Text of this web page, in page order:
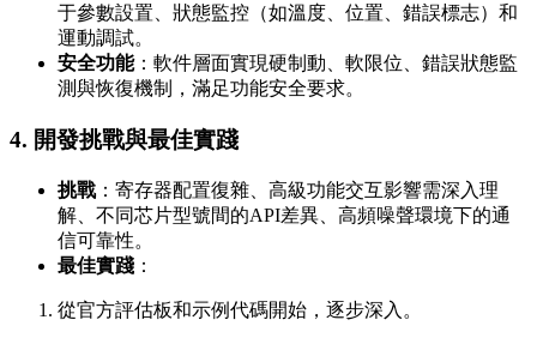
于參數設置、狀態監控（如溫度、位置、錯誤標志）和
運動調試。
安全功能：軟件層面實現硬制動、軟限位、錯誤狀態監
測與恢復機制，滿足功能安全要求。
4. 開發挑戰與最佳實踐
挑戰：寄存器配置復雜、高級功能交互影響需深入理
解、不同芯片型號間的API差異、高頻噪聲環境下的通
信可靠性。
最佳實踐 ：
從官方評估板和示例代碼開始，逐步深入。